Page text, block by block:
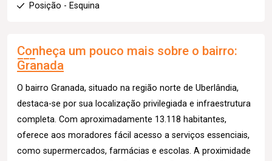
Posição - Esquina
Conheça um pouco mais sobre o bairro:
Granada
O bairro Granada, situado na região norte de Uberlândia,
destaca-se por sua localização privilegiada e infraestrutura
completa. Com aproximadamente 13.118 habitantes,
oferece aos moradores fácil acesso a serviços essenciais,
como supermercados, farmácias e escolas. A proximidade